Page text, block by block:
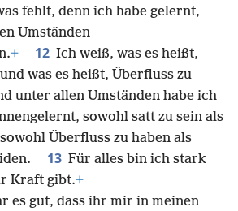
fehlt, denn ich habe gelernt,
Umständen
+ 12 Ich weiß, was es heißt,
und was es heißt, Überfluss zu
unter allen Umständen habe ich
sowohl satt zu sein als
Überfluss zu haben als
13 Für alles bin ich stark
Kraft gibt.+
es gut, dass ihr mir in meinen